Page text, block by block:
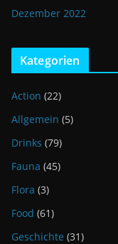
Dezember 2022
Kategorien
Action (22)
Allgemein (5)
Drinks (79)
Fauna (45)
Flora (3)
Food (61)
Geschichte (31)